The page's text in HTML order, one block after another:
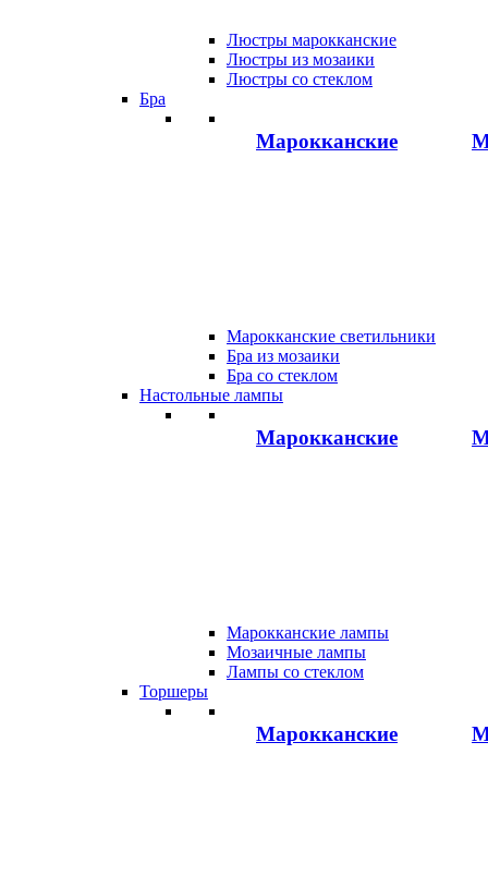
Люстры марокканские
Люстры из мозаики
Люстры со стеклом
Бра
Марокканские
Марокканские светильники
Бра из мозаики
Бра со стеклом
Настольные лампы
Марокканские
Марокканские лампы
Мозаичные лампы
Лампы со стеклом
Торшеры
Марокканские